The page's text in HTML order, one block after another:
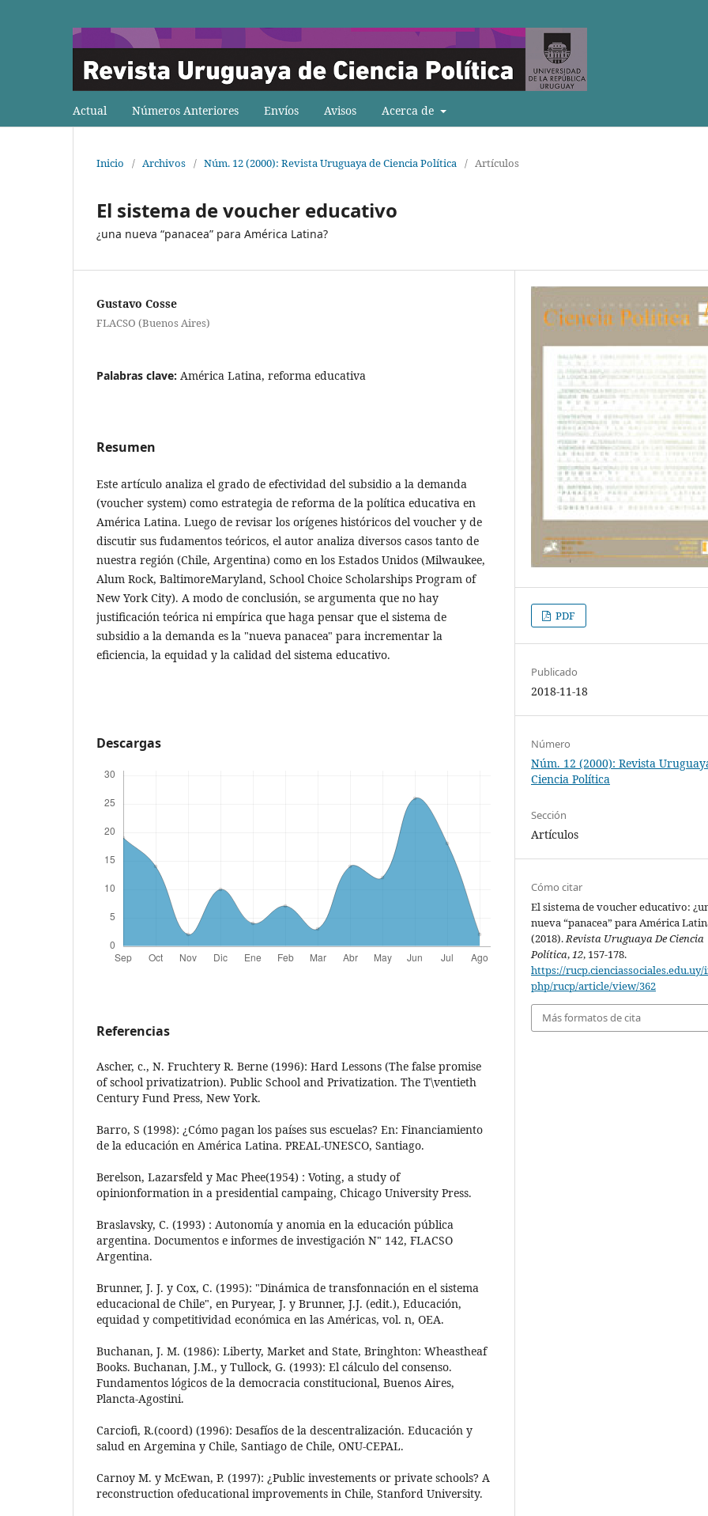
Actual Números Anteriores Envíos Avisos Acerca de
Inicio / Archivos / Núm. 12 (2000): Revista Uruguaya de Ciencia Política / Artículos
El sistema de voucher educativo
¿una nueva “panacea” para América Latina?
Gustavo Cosse
FLACSO (Buenos Aires)
Palabras clave: América Latina, reforma educativa
Resumen
Este artículo analiza el grado de efectividad del subsidio a la demanda
(voucher system) como estrategia de reforma de la política educativa en
América Latina. Luego de revisar los orígenes históricos del voucher y de
discutir sus fudamentos teóricos, el autor analiza diversos casos tanto de
nuestra región (Chile, Argentina) como en los Estados Unidos (Milwaukee,
Alum Rock, BaltimoreMaryland, School Choice Scholarships Program of
New York City). A modo de conclusión, se argumenta que no hay
justificación teórica ni empírica que haga pensar que el sistema de
subsidio a la demanda es la "nueva panacea" para incrementar la
eficiencia, la equidad y la calidad del sistema educativo.
Descargas
Referencias
Ascher, c., N. Fruchtery R. Berne (1996): Hard Lessons (The false promise
of school privatizatrion). Public School and Privatization. The T\ventieth
Century Fund Press, New York.
Barro, S (1998): ¿Cómo pagan los países sus escuelas? En: Financiamiento
de la educación en América Latina. PREAL-UNESCO, Santiago.
Berelson, Lazarsfeld y Mac Phee(1954) : Voting, a study of
opinionformation in a presidential campaing, Chicago University Press.
Braslavsky, C. (1993) : Autonomía y anomia en la educación pública
argentina. Documentos e informes de investigación N" 142, FLACSO
Argentina.
Brunner, J. J. y Cox, C. (1995): "Dinámica de transfonnación en el sistema
educacional de Chile", en Puryear, J. y Brunner, J.J. (edit.), Educación,
equidad y competitividad económica en las Américas, vol. n, OEA.
Buchanan, J. M. (1986): Liberty, Market and State, Bringhton: Wheastheaf
Books. Buchanan, J.M., y Tullock, G. (1993): El cálculo del consenso.
Fundamentos lógicos de la democracia constitucional, Buenos Aires,
Plancta-Agostini.
Carciofi, R.(coord) (1996): Desafíos de la descentralización. Educación y
salud en Argemina y Chile, Santiago de Chile, ONU-CEPAL.
Carnoy M. y McEwan, P. (1997): ¿Public investements or private schools? A
reconstruction ofeducational improvements in Chile, Stanford University.
PDF
Publicado
2018-11-18
Número
Núm. 12 (2000): Revista
Ciencia Política
Sección
Artículos
Cómo citar
El sistema de voucher educativo:
nueva “panacea” para América
(2018).Revista Uruguaya De Ciencia
Política,12, 157-178.
https://rucp.cienciassociales.edu.uy/
php/rucp/article/view/362
Más formatos de cita